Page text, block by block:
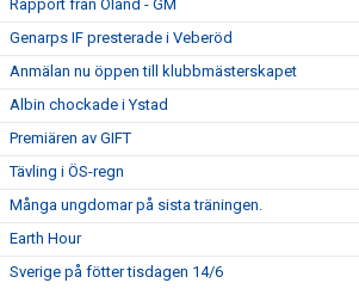
Rapport från Öland - GM
Genarps IF presterade i Veberöd
Anmälan nu öppen till klubbmästerskapet
Albin chockade i Ystad
Premiären av GIFT
Tävling i ÖS-regn
Många ungdomar på sista träningen.
Earth Hour
Sverige på fötter tisdagen 14/6